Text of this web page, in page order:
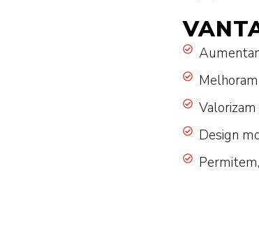
Design